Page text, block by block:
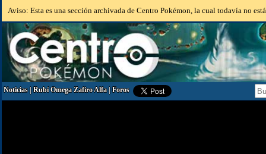
Aviso: Esta es una sección archivada de Centro Pokémon, la cual todavía no
Noticias|Rubí Omega Zafiro Alfa|Foros